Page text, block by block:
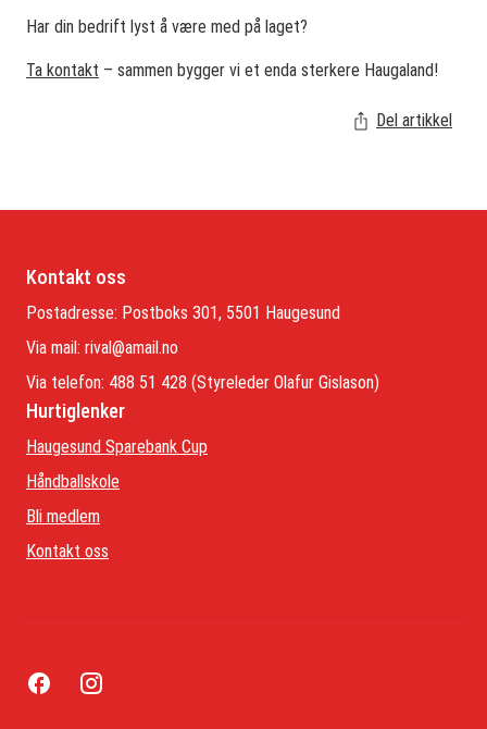
Har din bedrift lyst å være med på laget?
Ta kontakt – sammen bygger vi et enda sterkere Haugaland!
Del artikkel
Kontakt oss
Postadresse: Postboks 301, 5501 Haugesund
Via mail: rival@amail.no
Via telefon: 488 51 428 (Styreleder Olafur Gislason)
Hurtiglenker
Haugesund Sparebank Cup
Håndballskole
Bli medlem
Kontakt oss